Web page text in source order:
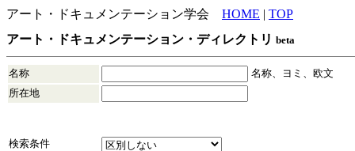
アート・ドキュメンテーション学会 HOME | TOP
アート・ドキュメンテーション・ディレクトリ beta
名称
名称、ヨミ、欧文
所在地
検索条件